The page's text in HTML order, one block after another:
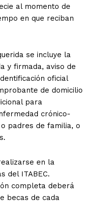
al momento de
en que reciban
se incluye la
y firmada, aviso de
oficial
de domicilio
para
crónico-
padres de familia, o
en la
del ITABEC.
completa deberá
becas de cada